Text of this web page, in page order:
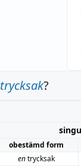
trycksak?
obestämd form
entrycksak